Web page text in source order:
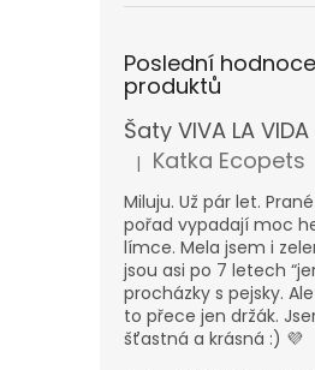
Poslední
produktů
Šaty VIVA LA
Hodnocení produktu je
| Katka Ecopets
Miluju. Už pár let.
pořad vypadají moc
límce. Mela jsem i
jsou asi po 7 letech
procházky s pejsky.
to přece jen držák.
šťastná a krásná :) 💜